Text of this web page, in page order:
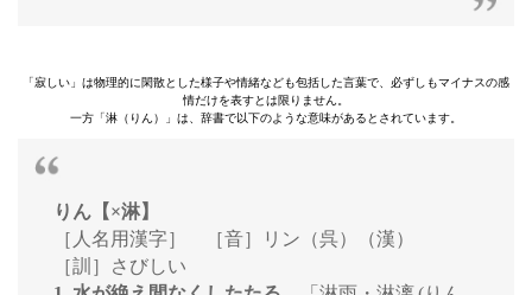
「寂しい」は物理的に閑散とした様子や情緒なども包括した言葉で、必ずしもマイナスの感
情だけを表すとは限りません。
一方「淋（りん）」は、辞書で以下のような意味があるとされています。
りん【×淋】
［人名用漢字］ ［音］リン（呉）（漢）
［訓］さびしい